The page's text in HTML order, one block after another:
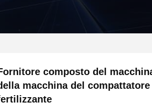
composto del
macchina del